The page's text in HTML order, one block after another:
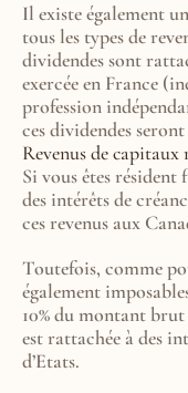
Il existe également
tous les types de
dividendes sont
exercée en France
profession
ces dividendes
Revenus de
Si vous êtes résident
des intérêts de
ces revenus aux
Toutefois, comme
également
10% du montant brut
est rattachée à des
d’Etats.